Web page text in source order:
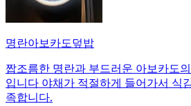
명란아보카도덮밥
짭조름한 명란과 부드러운 아보카도
입니다 야채가 적절하게 들어가서 식
족합니다.